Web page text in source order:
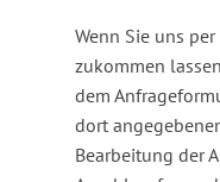
Wenn Sie uns
zukommen
dem
dort
Bearbeitung der